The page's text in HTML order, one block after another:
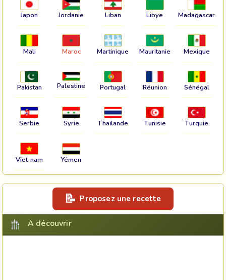
Japon Jordanie Liban Libye Madagascar
Mali Maroc Martinique Mauritanie Mexique
Pakistan Palestine Portugal Réunion Sénégal
Serbie Syrie Thaïlande Tunisie Turquie
Viet-nam Yémen
Proposez une recette
A découvrir